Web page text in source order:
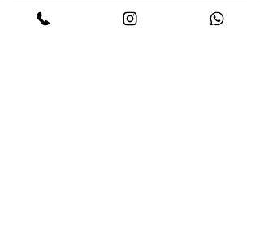
מתכונים גאורגים סיור קולינרי ברמת הגולן